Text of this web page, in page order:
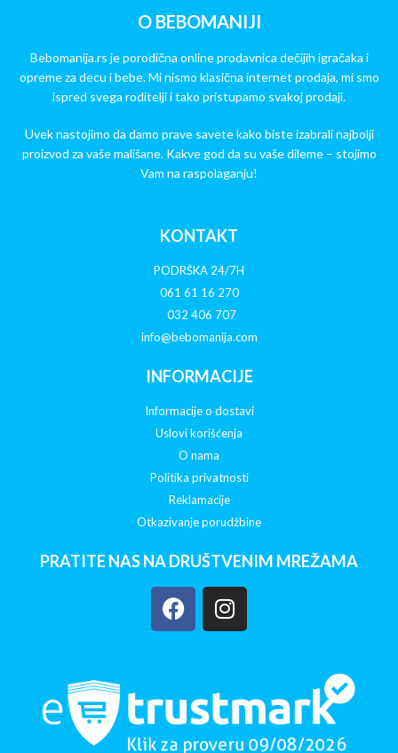
O BEBOMANIJI
Bebomanija.rs je porodična online prodavnica dečijih igračaka i
opreme za decu i bebe. Mi nismo klasična internet prodaja, mi smo
ispred svega roditelji i tako pristupamo svakoj prodaji.
Uvek nastojimo da damo prave savete kako biste izabrali najbolji
proizvod za vaše mališane. Kakve god da su vaše dileme – stojimo
Vam na raspolaganju!
KONTAKT
PODRŠKA 24/7H
061 61 16 270
032 406 707
info@bebomanija.com
INFORMACIJE
Informacije o dostavi
Uslovi korišćenja
O nama
Politika privatnosti
Reklamacije
Otkazivanje porudžbine
PRATITE NAS NA DRUŠTVENIM MREŽAMA